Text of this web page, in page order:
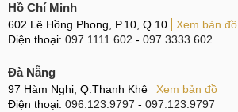
Tại Hà Nội
CN 1:120 Thái Hà, Q. Đống Đa
Hotline:
CN 2:398 Cầu Giấy, Q. Cầu Giấy
Hồ Chí Minh
602 Lê Hồng Phong, P.10, Q.10
Xem bản đồ
Điện thoại: 097.1111.602 - 097.3333.602
Đà Nẵng
97 Hàm Nghi, Q.Thanh Khê
Xem bản đồ
Điện thoại: 096.123.9797 - 097.123.9797